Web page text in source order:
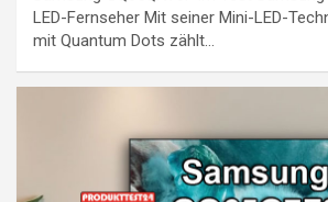
LED-Fernseher Mit seiner Mini-LED-
mit Quantum Dots zählt…